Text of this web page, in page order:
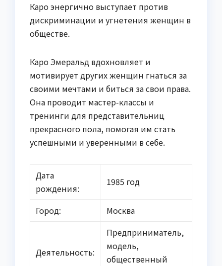
Каро энергично выступает против
дискриминации и угнетения женщин в
обществе.
Каро Эмеральд вдохновляет и
мотивирует других женщин гнаться за
своими мечтами и биться за свои права.
Она проводит мастер-классы и
тренинги для представительниц
прекрасного пола, помогая им стать
успешными и уверенными в себе.
Дата
рождения:
1985 год
Город: Москва
Деятельность:
Предприниматель,
модель,
общественный